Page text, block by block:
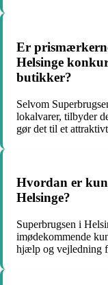
Er
Helsinge
butikker?
Selvom
lokalvarer, tilbyder
gør det til et
Hvordan er
Helsinge?
Superbrugsen i
imødekommende
hjælp og vejledning